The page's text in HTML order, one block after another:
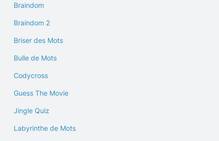
Braindom
Braindom 2
Briser des Mots
Bulle de Mots
Codycross
Guess The Movie
Jingle Quiz
Labyrinthe de Mots